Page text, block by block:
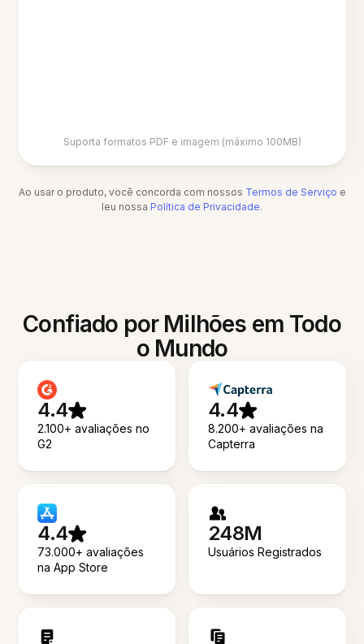
Suporta formatos PDF e imagem (máximo 100MB)
Ao usar o produto, você concorda com nossos Termos de Serviço e
leu nossa Política de Privacidade.
Confiado por Milhões em Todo
o Mundo
4.4
2.100+ avaliações no
G2
4.4
8.200+ avaliações na
Capterra
4.4
73.000+ avaliações
na App Store
248M
Usuários Registrados